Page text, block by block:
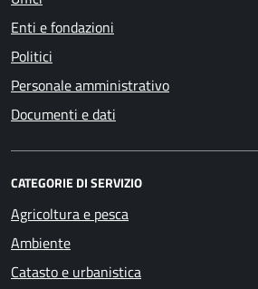
Enti e fondazioni
Politici
Personale amministrativo
Documenti e dati
CATEGORIE DI SERVIZIO
Agricoltura e pesca
Ambiente
Catasto e urbanistica